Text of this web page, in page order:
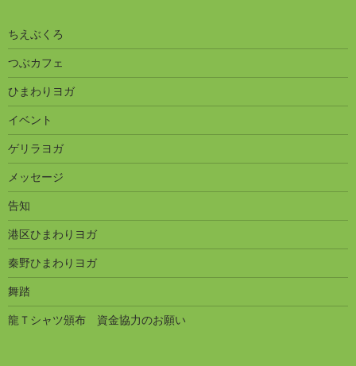
ちえぶくろ
つぶカフェ
ひまわりヨガ
イベント
ゲリラヨガ
メッセージ
告知
港区ひまわりヨガ
秦野ひまわりヨガ
舞踏
龍Ｔシャツ頒布 資金協力のお願い